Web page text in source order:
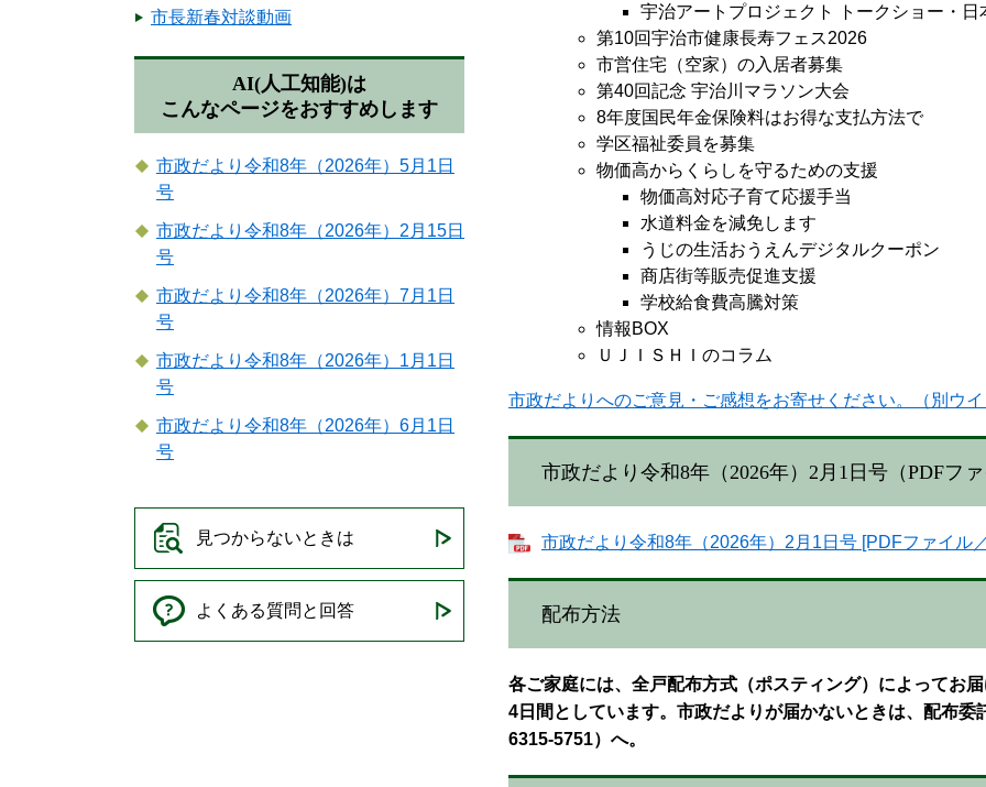
宇治アートプロジェクト トークショー・
第10回宇治市健康長寿フェス2026
市営住宅（空家）の入居者募集
第40回記念 宇治川マラソン大会
8年度国民年金保険料はお得な支払方法で
学区福祉委員を募集
物価高からくらしを守るための支援
物価高対応子育て応援手当
水道料金を減免します
うじの生活おうえんデジタルクーポン
商店街等販売促進支援
学校給食費高騰対策
情報BOX
ＵＪＩＳＨＩのコラム​
市政だよりへのご意見・ご感想をお寄せください。（別ウイ
市政だより令和8年（2026年）2月1日号（PDFフ
市政だより令和8年（2026年）2月1日号 [PDFファイル
配布方法
各ご家庭には、全戸配布方式（ポスティング）によってお
4日間としています。市政だよりが届かないときは、配布
6315-5751）へ。
市長新春対談動画
AI(人工知能)は
こんなページをおすすめします
市政だより令和8年（2026年）5月1日
号
市政だより令和8年（2026年）2月15日
号
市政だより令和8年（2026年）7月1日
号
市政だより令和8年（2026年）1月1日
号
市政だより令和8年（2026年）6月1日
号
見つからないときは
よくある質問と回答